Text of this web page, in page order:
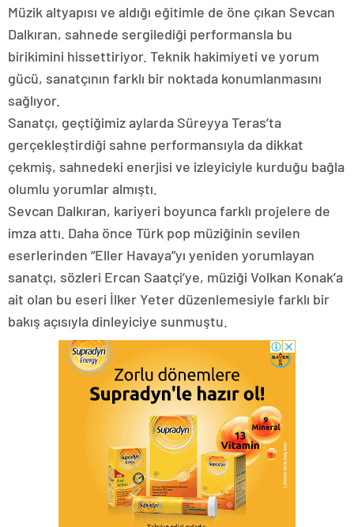
Müzik altyapısı ve aldığı eğitimle de öne çıkan Sevcan
Dalkıran, sahnede sergilediği performansla bu
birikimini hissettiriyor. Teknik hakimiyeti ve yorum
gücü, sanatçının farklı bir noktada konumlanmasını
sağlıyor.
Sanatçı, geçtiğimiz aylarda Süreyya Teras’ta
gerçekleştirdiği sahne performansıyla da dikkat
çekmiş, sahnedeki enerjisi ve izleyiciyle kurduğu bağla
olumlu yorumlar almıştı.
Sevcan Dalkıran, kariyeri boyunca farklı projelere de
imza attı. Daha önce Türk pop müziğinin sevilen
eserlerinden “Eller Havaya”yı yeniden yorumlayan
sanatçı, sözleri Ercan Saatçi’ye, müziği Volkan Konak’a
ait olan bu eseri İlker Yeter düzenlemesiyle farklı bir
bakış açısıyla dinleyiciye sunmuştu.